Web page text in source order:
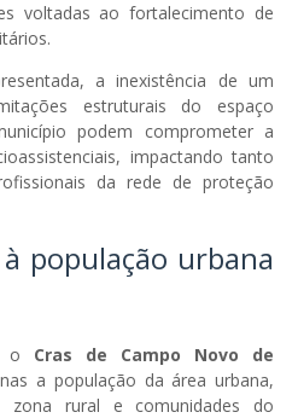
voltadas ao fortalecimento de
a inexistência de um
estruturais do espaço
podem comprometer a
impactando tanto
da rede de proteção
população urbana
o Cras de Campo Novo de
a população da área urbana,
rural e comunidades do